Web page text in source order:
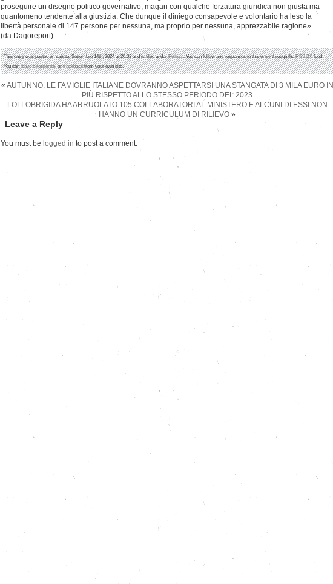
proseguire un disegno politico governativo, magari con qualche forzatura giuridica non giusta ma
quantomeno tendente alla giustizia. Che dunque il diniego consapevole e volontario ha leso la
libertà personale di 147 persone per nessuna, ma proprio per nessuna, apprezzabile ragione».
(da Dagoreport)
This entry was posted on sabato, Settembre 14th, 2024 at 20:03 and is filed underPolitica. You can follow any responses to this entry through theRSS 2.0feed.
You canleave a response, ortrackbackfrom your own site.
« AUTUNNO, LE FAMIGLIE ITALIANE DOVRANNO ASPETTARSI UNA STANGATA DI 3 MILA EURO IN
PIÙ RISPETTO ALLO STESSO PERIODO DEL 2023
LOLLOBRIGIDA HA ARRUOLATO 105 COLLABORATORI AL MINISTERO E ALCUNI DI ESSI NON
HANNO UN CURRICULUM DI RILIEVO »
Leave a Reply
You must be logged in to post a comment.